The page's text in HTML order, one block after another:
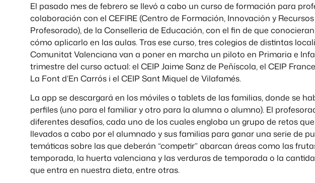
El pasado mes de febrero se llevó a cabo un curso de formación para
colaboración con el CEFIRE (Centro de Formación, Innovación y
Profesorado), de la Conselleria de Educación, con el fin de que
cómo aplicarlo en las aulas. Tras ese curso, tres colegios de distintas
Comunitat Valenciana van a poner en marcha un piloto en Primaria e
trimestre del curso actual: el CEIP Jaime Sanz de Peñíscola, el CEIP
La Font d’En Carrós i el CEIP Sant Miquel de Vilafamés.
La app se descargará en los móviles o tablets de las familias, donde se
perfiles (uno para el familiar y otro para la alumna o alumno). El
diferentes desafíos, cada uno de los cuales engloba un grupo de retos
llevados a cabo por el alumnado y sus familias para ganar una serie de
temáticas sobre las que deberán “competir” abarcan áreas como las
temporada, la huerta valenciana y las verduras de temporada o la
que entra en nuestra dieta, entre otras.